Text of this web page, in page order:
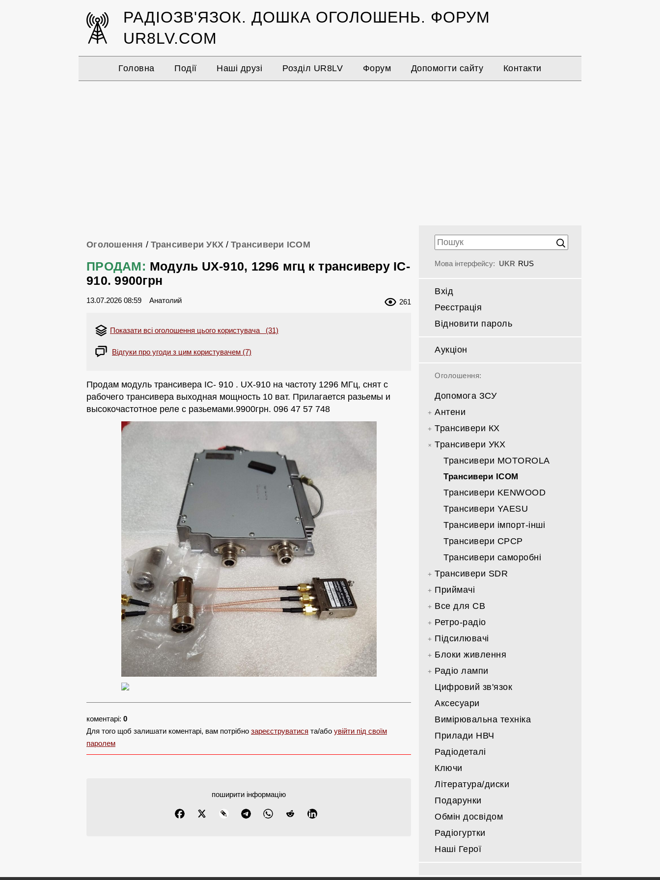
РАДІОЗВ'ЯЗОК. ДОШКА ОГОЛОШЕНЬ. ФОРУМ
UR8LV.COM
Головна Події Наші друзі Розділ UR8LV Форум Допомогти сайту Контакти
Оголошення / Трансивери УКХ / Трансивери ICOM
ПРОДАМ: Модуль UX-910, 1296 мгц к трансиверу IC-
910. 9900грн
13.07.2026 08:59 Анатолий 261
Показати всі оголошення цього користувача (31)
Відгуки про угоди з цим користувачем (7)
Продам модуль трансивера IC- 910 . UX-910 на частоту 1296 МГц, снят с
рабочего трансивера выходная мощность 10 ват. Прилагается разьемы и
высокочастотное реле с разьемами.9900грн. 096 47 57 748
коментарі: 0
Для того щоб залишати коментарі, вам потрібно зареєструватися та/або увійти під своїм
паролем
поширити інформацію
Мова інтерфейсу: UKR RUS
Вхід
Реєстрація
Відновити пароль
Аукціон
Оголошення:
Допомога ЗСУ
Антени
Спрямовані КВ
Спрямовані УКХ
Всі вертикали
Дротяні
Кабелі/щогли/поворотні
Трансивери КХ
Трансивери ICOM
Трансивери YAESU
Трансивери KENWOOD
Трансивери інші імпортні
Трансивери саморобні
Військові часів СРСР
Запчастини до саморобних
Трансивери УКХ
Трансивери MOTOROLA
Трансивери ICOM
Трансивери KENWOOD
Трансивери YAESU
Трансивери імпорт-інші
Трансивери СРСР
Трансивери саморобні
Трансивери SDR
Трансивери
Карти та запчастини до SDR
Приймачі
Військові часів СРСР
Імпортні
Набори
Все для СВ
Станції СВ
Антени СВ
Гаджети СВ
Ретро-радіо
Військові
Побутові
Решта
Підсилювачі
Підсилювачі заводські КХ/УКХ/
військовкі
Підсилювачі саморобні КХ/УКХ
Деталі для підсилювачів
Блоки живлення
Тільки блоки живлення
Компоненти блоків живлення
Радіо лампи
Радіо лампи Г/ГИ/ГМИ/ГС/ГУ
Інші радіо лампи
Цифровий зв'язок
Аксесуари
Вимірювальна техніка
Прилади НВЧ
Радіодеталі
Ключи
Література/диски
Подарунки
Обмін досвідом
Радіогуртки
Наші Герої